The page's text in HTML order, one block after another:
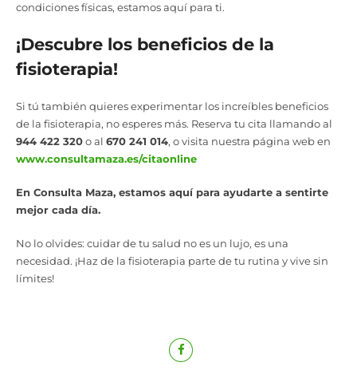
condiciones físicas, estamos aquí para ti.
¡Descubre los beneficios de la
fisioterapia!
Si tú también quieres experimentar los increíbles beneficios
de la fisioterapia, no esperes más. Reserva tu cita llamando al
944 422 320o al 670 241 014, o visita nuestra página web en
www.consultamaza.es/citaonline
En Consulta Maza, estamos aquí para ayudarte a sentirte
mejor cada día.
No lo olvides: cuidar de tu salud no es un lujo, es una
necesidad. ¡Haz de la fisioterapia parte de tu rutina y vive sin
límites!